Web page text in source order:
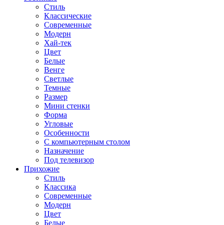
Стиль
Классические
Современные
Модерн
Хай-тек
Цвет
Белые
Венге
Светлые
Темные
Размер
Мини стенки
Форма
Угловые
Особенности
С компьютерным столом
Назначение
Под телевизор
Прихожие
Стиль
Классика
Современные
Модерн
Цвет
Белые